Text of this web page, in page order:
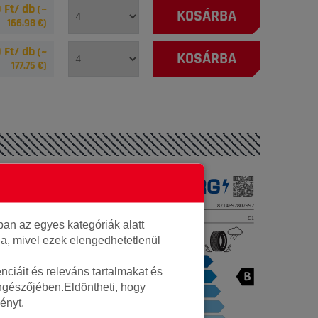
Ft/ db (~
166.98€) KOSÁRBA
Ft/ db (~
177.75 €) KOSÁRBA
8714692807992
14.1kg
az egyes kategóriák alatt
mivel ezek elengedhetetlenül
és releváns tartalmakat és
hogy